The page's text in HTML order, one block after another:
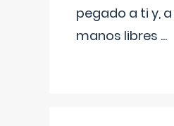
pegado a ti y, a
manos libres ...